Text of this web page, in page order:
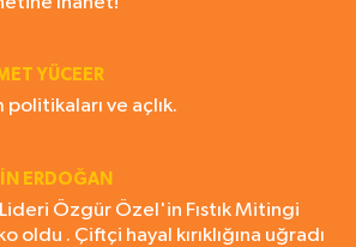
YÜCEER
politikaları ve açlık.
ERDOĞAN
Özgür Özel'in Fıstık Mitingi
oldu . Çiftçi hayal kırıklığına uğradı